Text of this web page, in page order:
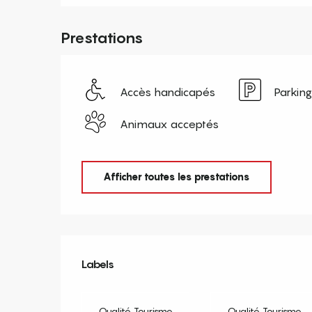
Prestations
Accès handicapés Parking
Animaux acceptés
Afficher toutes les prestations
Labels
Labels